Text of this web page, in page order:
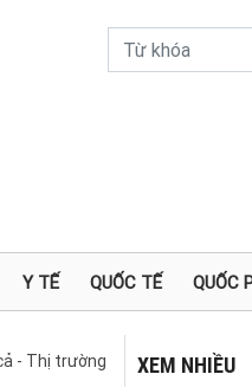
Y TẾ QUỐC TẾ QUỐC
- Thị trường XEM NHIỀU